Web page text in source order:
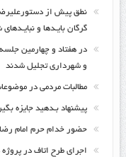
نطق پیش از
گرگان بایـدها و
در هفتاد و چهارمین
و شهرداری تجلیل شدند
مطالبات مردمی در
پیشنهاد بـدهید جایزه
حضور خدام حرم امام
اجرای طرح اتاف در